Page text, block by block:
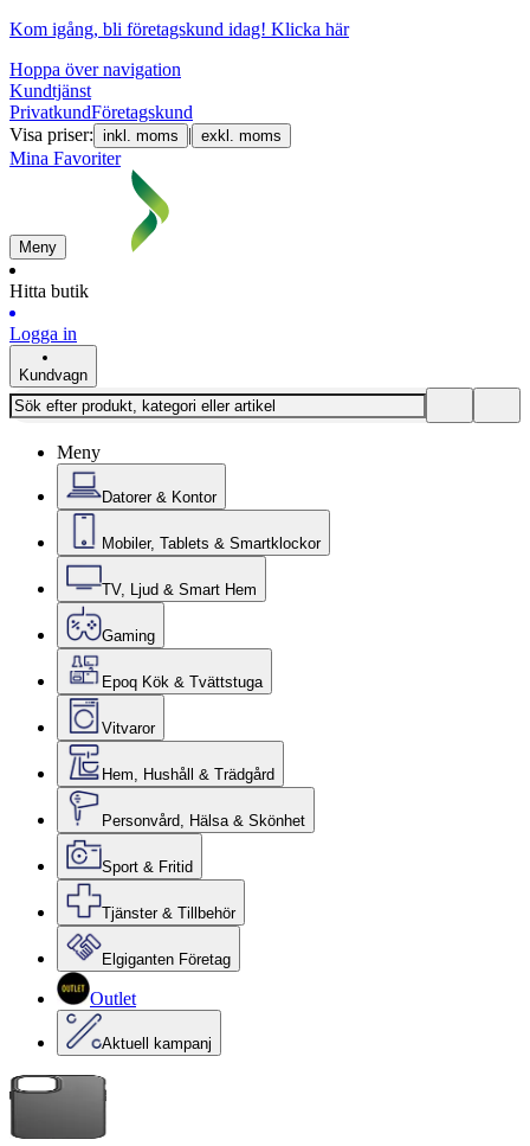
Kom igång, bli företagskund idag! Klicka här
Hoppa över navigation
Kundtjänst
PrivatkundFöretagskund
Visa priser: inkl. moms | exkl. moms
Mina Favoriter
Meny
Hitta butik
Logga in
Kundvagn
Meny
Datorer & Kontor
Mobiler, Tablets & Smartklockor
TV, Ljud & Smart Hem
Gaming
Epoq Kök & Tvättstuga
Vitvaror
Hem, Hushåll & Trädgård
Personvård, Hälsa & Skönhet
Sport & Fritid
Tjänster & Tillbehör
Elgiganten Företag
Outlet
Aktuell kampanj